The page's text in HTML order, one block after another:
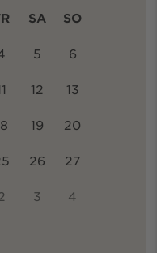
SA SO
5 6
12 13
19 20
26 27
3 4